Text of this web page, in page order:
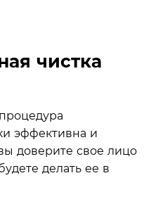
чистка
эффективна и
доверите свое лицо
делать ее в